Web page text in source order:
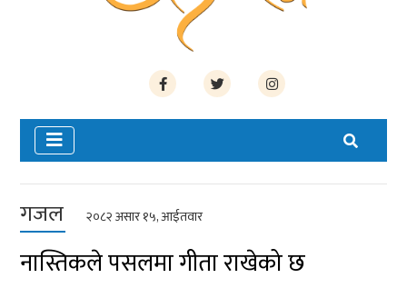
गजल २०८२ असार १५, आईतवार
नास्तिकले पसलमा गीता राखेको छ